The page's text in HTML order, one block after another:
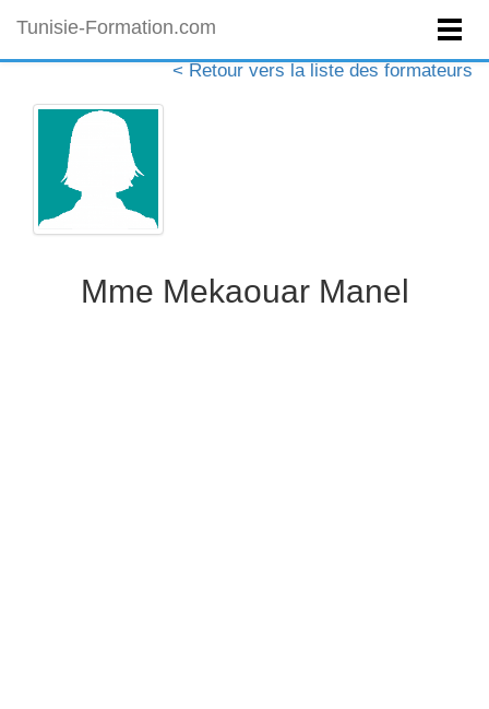
Tunisie-Formation.com
< Retour vers la liste des formateurs
Mme Mekaouar Manel